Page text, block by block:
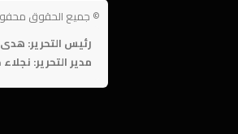
© جميع الحقوق
رئيس التحرير:
مدير التحرير: